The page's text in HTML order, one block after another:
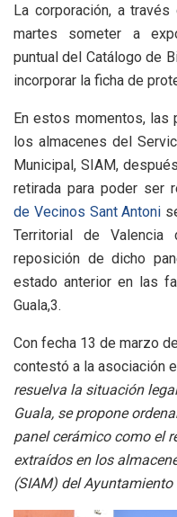
La corporación, a
martes someter a
puntual del Catálogo de
incorporar la ficha de
En estos momentos, las
los almacenes del
Municipal, SIAM,
retirada para poder ser
de Vecinos Sant Antoni
Territorial de Valencia
reposición de dicho
estado anterior en las
Guala,3.
Con fecha 13 de marzo
contestó a la asociación
resuelva la situación
Guala, se propone
panel cerámico como el
extraídos en los
(SIAM) del Ayuntamiento